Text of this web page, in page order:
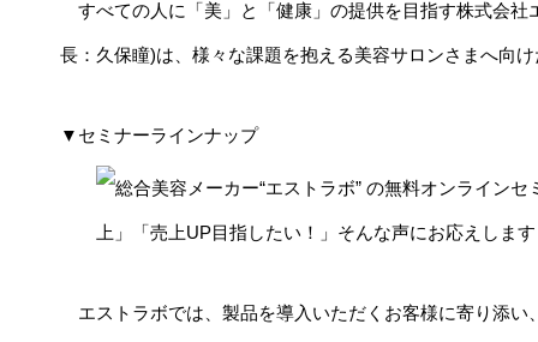
すべての人に「美」と「健康」の提供を目指す株式会社
長：久保瞳)は、様々な課題を抱える美容サロンさまへ向
▼セミナーラインナップ
エストラボでは、製品を導入いただくお客様に寄り添い